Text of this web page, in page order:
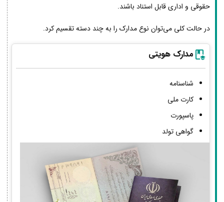
حقوقی و اداری قابل استناد باشند.
در حالت کلی می‌توان نوع مدارک را به چند دسته تقسیم کرد.
مدارک هویتی
شناسنامه
کارت ملی
پاسپورت
گواهی تولد